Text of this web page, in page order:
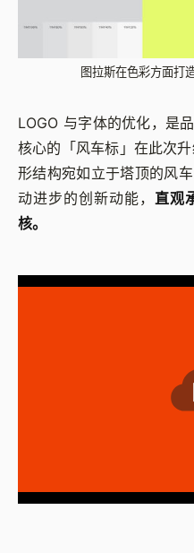
图拉斯在色彩方面打
LOGO 与字体的优化，是
核心的「风车标」在此次
形结构宛如立于塔顶的风
动进步的创新动能，直观
核。